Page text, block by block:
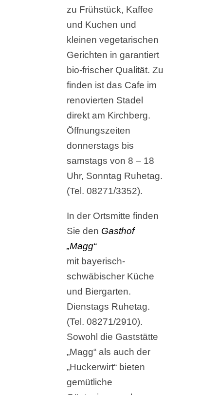
zu Frühstück, Kaffee
und Kuchen und
kleinen vegetarischen
Gerichten in garantiert
bio-frischer Qualität. Zu
finden ist das Cafe im
renovierten Stadel
direkt am Kirchberg.
Öffnungszeiten
donnerstags bis
samstags von 8 – 18
Uhr, Sonntag Ruhetag.
(Tel. 08271/3352).
In der Ortsmitte finden
Sie den Gasthof
„Magg“
mit bayerisch-
schwäbischer Küche
und Biergarten.
Dienstags Ruhetag.
(Tel. 08271/2910).
Sowohl die Gaststätte
„Magg“ als auch der
„Huckerwirt“ bieten
gemütliche